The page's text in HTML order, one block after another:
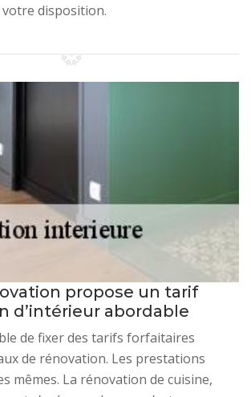
disposition.
propose un tarif
d’intérieur abordable
de fixer des tarifs forfaitaires
de rénovation. Les prestations
mêmes. La rénovation de cuisine,